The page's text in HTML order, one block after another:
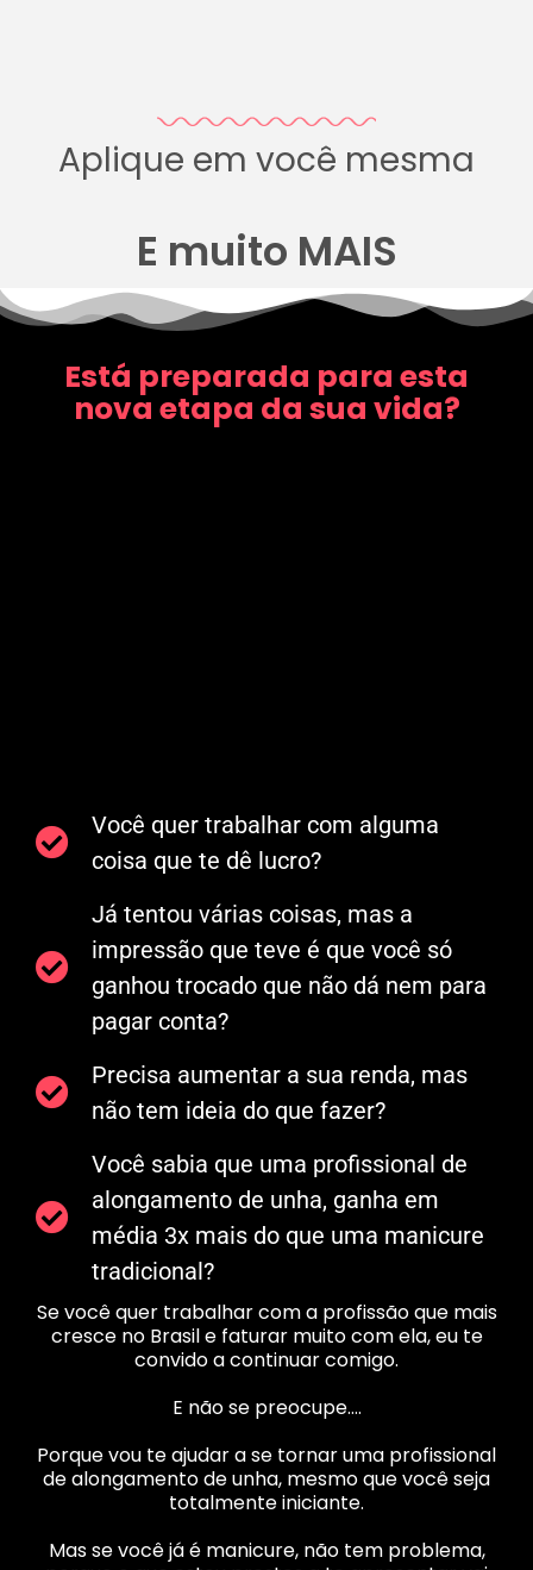
Aplique em você mesma
E muito MAIS
Está preparada para esta
nova etapa da sua vida?
Você quer trabalhar com alguma
coisa que te dê lucro?
Já tentou várias coisas, mas a
impressão que teve é que você só
ganhou trocado que não dá nem para
pagar conta?
Precisa aumentar a sua renda, mas
não tem ideia do que fazer?
Você sabia que uma profissional de
alongamento de unha, ganha em
média 3x mais do que uma manicure
tradicional?
Se você quer trabalhar com a profissão que mais
cresce no Brasil e faturar muito com ela, eu te
convido a continuar comigo.
E não se preocupe….
Porque vou te ajudar a se tornar uma profissional
de alongamento de unha, mesmo que você seja
totalmente iniciante.
Mas se você já é manicure, não tem problema,